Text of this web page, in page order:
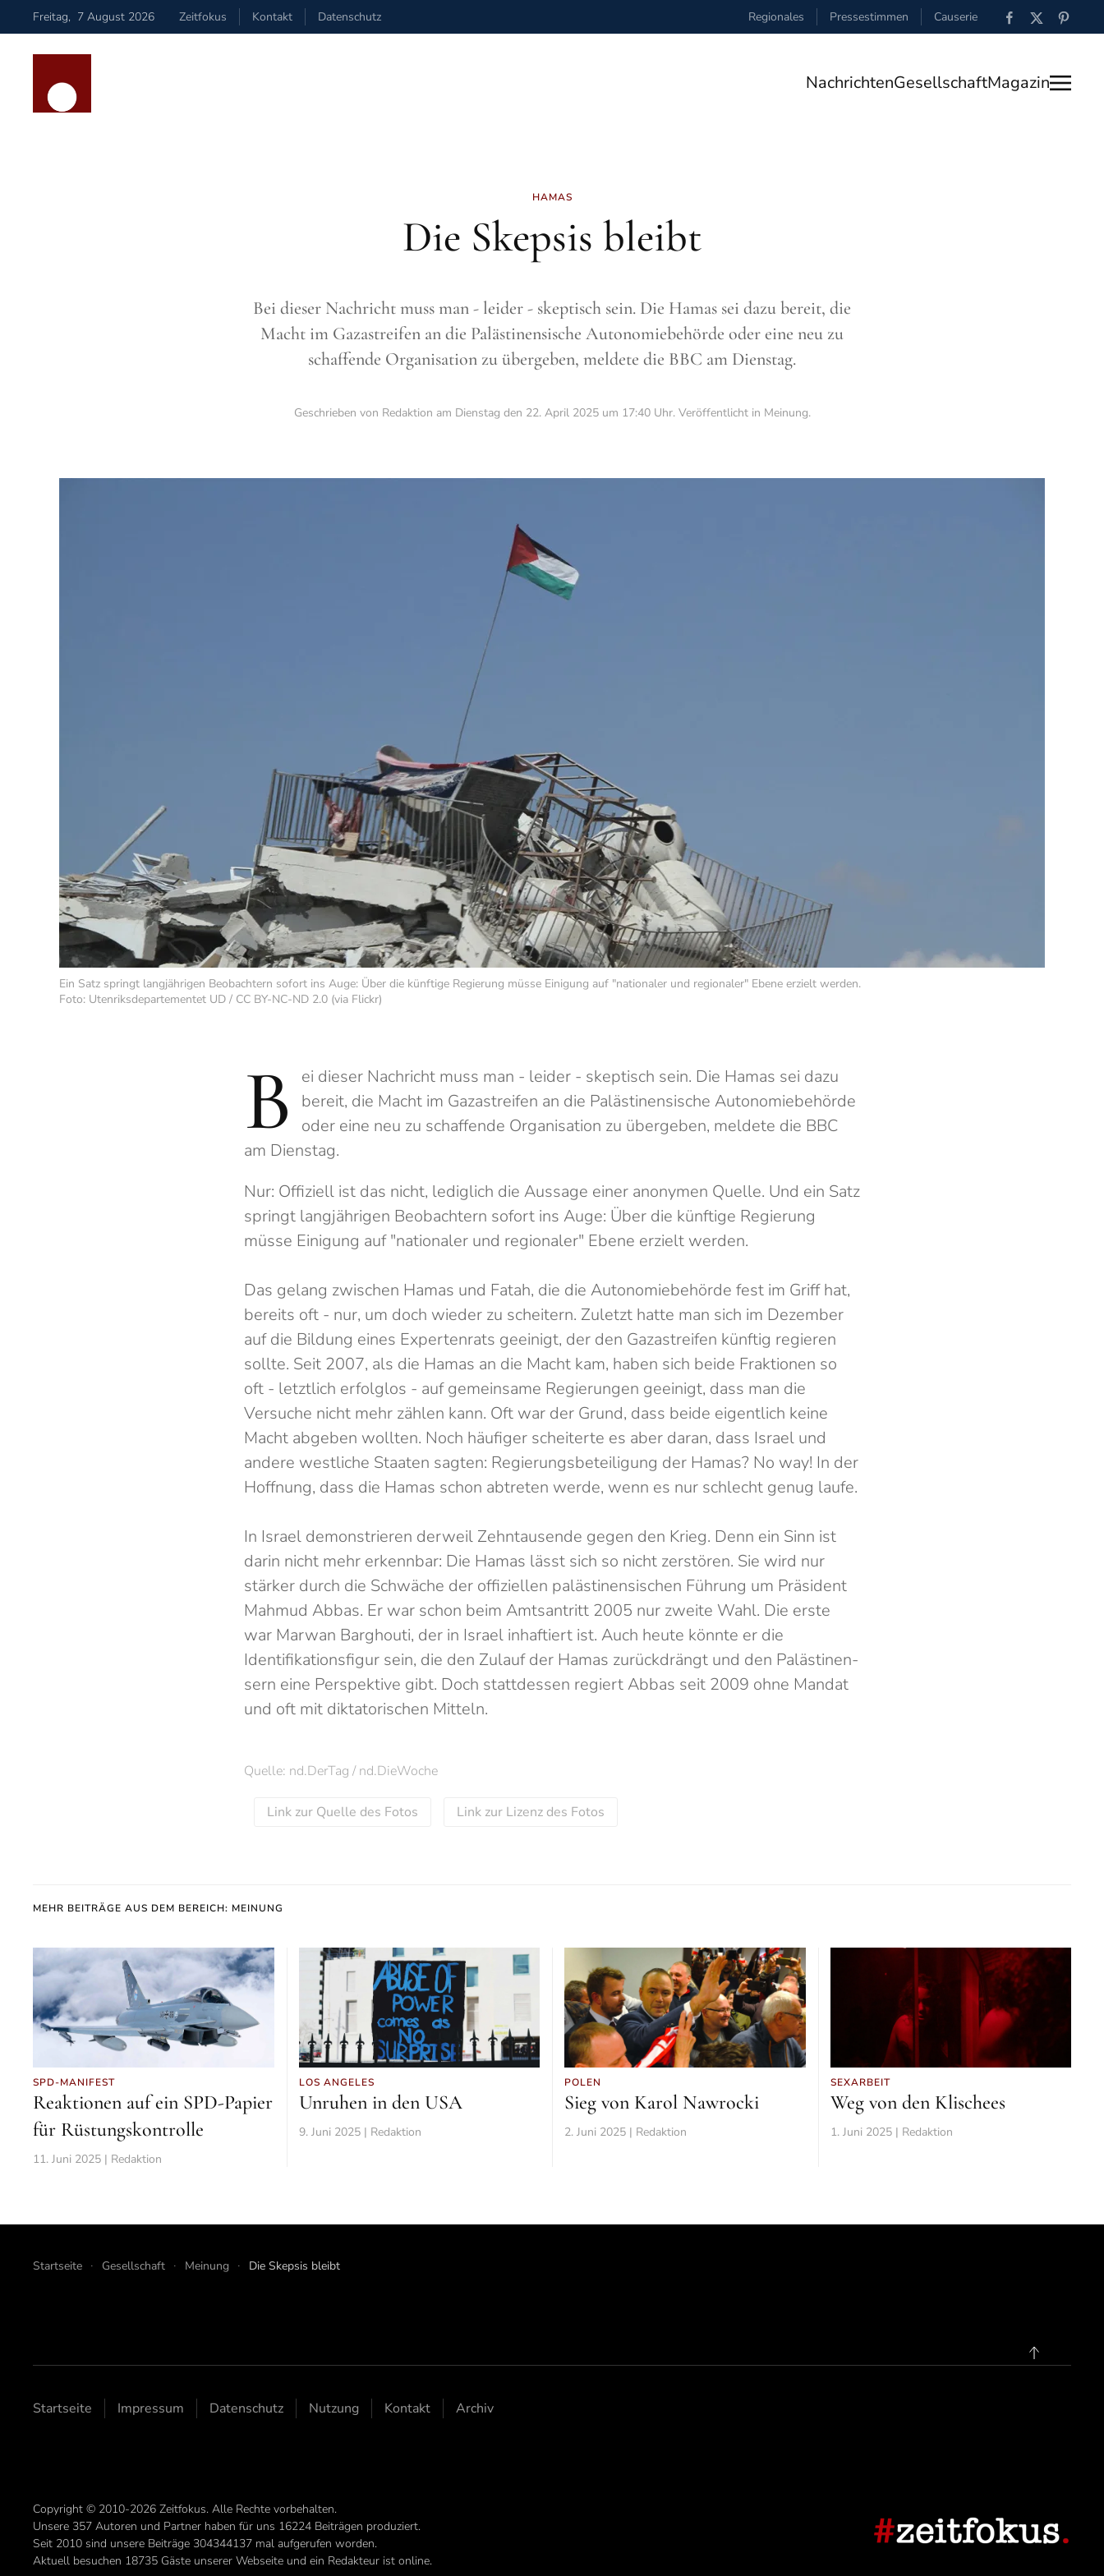
Freitag, 7 August 2026 Zeitfokus Kontakt Datenschutz Regionales Pressestimmen Causerie
NachrichtenGesellschaftMagazin
HAMAS
Die Skepsis bleibt
Bei dieser Nachricht muss man - leider - skeptisch sein. Die Hamas sei dazu bereit, die
Macht im Gazastreifen an die Palästinensische Autonomiebehörde oder eine neu zu
schaffende Organisation zu übergeben, meldete die BBC am Dienstag.
Geschrieben von Redaktion am Dienstag den 22. April 2025 um 17:40 Uhr. Veröffentlicht in Meinung.
Ein Satz springt langjährigen Beobachtern sofort ins Auge: Über die künftige Regierung müsse Einigung auf "nationaler und regionaler" Ebene erzielt werden.
Foto: Utenriksdepartementet UD / CC BY-NC-ND 2.0 (via Flickr)
B
ei dieser Nachricht muss man - leider - skeptisch sein. Die Hamas sei dazu
bereit, die Macht im Gazastreifen an die Palästinensische Autonomiebehörde
oder eine neu zu schaffende Organisation zu übergeben, meldete die BBC
am Dienstag.
Nur: Offiziell ist das nicht, lediglich die Aussage einer anonymen Quelle. Und ein Satz
springt langjährigen Beobachtern sofort ins Auge: Über die künftige Regierung
müsse Einigung auf "nationaler und regionaler" Ebene erzielt werden.
Das gelang zwischen Hamas und Fatah, die die Autonomiebehörde fest im Griff hat,
bereits oft - nur, um doch wieder zu scheitern. Zuletzt hatte man sich im Dezember
auf die Bildung eines Expertenrats geeinigt, der den Gazastreifen künftig regieren
sollte. Seit 2007, als die Hamas an die Macht kam, haben sich beide Fraktionen so
oft - letztlich erfolglos - auf gemeinsame Regierungen geeinigt, dass man die
Versuche nicht mehr zählen kann. Oft war der Grund, dass beide eigentlich keine
Macht abgeben wollten. Noch häufiger scheiterte es aber daran, dass Israel und
andere westliche Staaten sagten: Regierungsbeteiligung der Hamas? No way! In der
Hoffnung, dass die Hamas schon abtreten werde, wenn es nur schlecht genug laufe.
In Israel demonstrieren derweil Zehntausende gegen den Krieg. Denn ein Sinn ist
darin nicht mehr erkennbar: Die Hamas lässt sich so nicht zerstören. Sie wird nur
stärker durch die Schwäche der offiziellen palästinensischen Führung um Präsident
Mahmud Abbas. Er war schon beim Amtsantritt 2005 nur zweite Wahl. Die erste
war Marwan Barghouti, der in Israel inhaftiert ist. Auch heute könnte er die
Identifikationsfigur sein, die den Zulauf der Hamas zurückdrängt und den Palästinen­
sern eine Perspektive gibt. Doch stattdessen regiert Abbas seit 2009 ohne Mandat
und oft mit diktatorischen Mitteln.
Quelle: nd.DerTag / nd.DieWoche
Link zur Quelle des Fotos Link zur Lizenz des Fotos
MEHR BEITRÄGE AUS DEM BEREICH: MEINUNG
SPD-MANIFEST
Reaktionen auf ein SPD-Papier
für Rüstungskontrolle
11. Juni 2025 | Redaktion
LOS ANGELES
Unruhen in den USA
9. Juni 2025 | Redaktion
POLEN
Sieg von Karol Nawrocki
2. Juni 2025 | Redaktion
SEXARBEIT
Weg von den Klischees
1. Juni 2025 | Redaktion
Startseite Gesellschaft Meinung Die Skepsis bleibt
Startseite Impressum Datenschutz Nutzung Kontakt Archiv
Copyright © 2010-2026 Zeitfokus. Alle Rechte vorbehalten.
Unsere 357 Autoren und Partner haben für uns 16224 Beiträgen produziert.
Seit 2010 sind unsere Beiträge 304344137 mal aufgerufen worden.
Aktuell besuchen 18735 Gäste unserer Webseite und ein Redakteur ist online.